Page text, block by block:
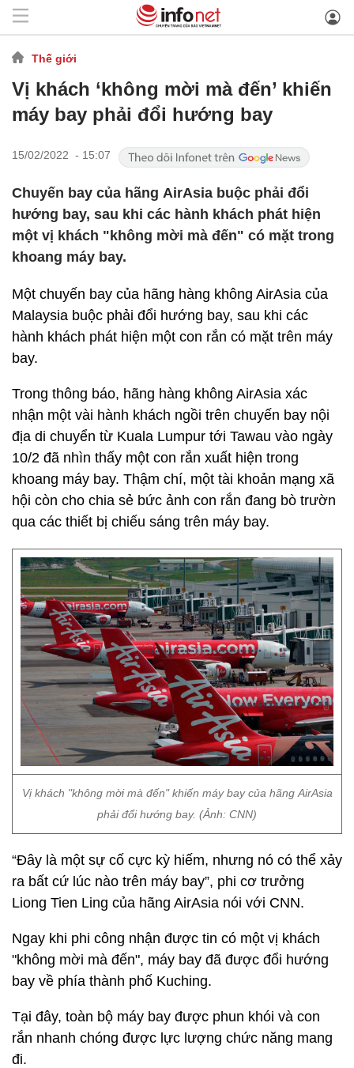
Thế giới
Vị khách ‘không mời mà đến’ khiến
máy bay phải đổi hướng bay
15/02/2022 - 15:07
Chuyến bay của hãng AirAsia buộc phải đổi
hướng bay, sau khi các hành khách phát hiện
một vị khách "không mời mà đến" có mặt trong
khoang máy bay.
Một chuyến bay của hãng hàng không AirAsia của
Malaysia buộc phải đổi hướng bay, sau khi các
hành khách phát hiện một con rắn có mặt trên máy
bay.
Trong thông báo, hãng hàng không AirAsia xác
nhận một vài hành khách ngồi trên chuyến bay nội
địa di chuyển từ Kuala Lumpur tới Tawau vào ngày
10/2 đã nhìn thấy một con rắn xuất hiện trong
khoang máy bay. Thậm chí, một tài khoản mạng xã
hội còn cho chia sẻ bức ảnh con rắn đang bò trườn
qua các thiết bị chiếu sáng trên máy bay.
Vị khách "không mời mà đến" khiến máy bay của hãng AirAsia
phải đổi hướng bay. (Ảnh: CNN)
“Đây là một sự cố cực kỳ hiếm, nhưng nó có thể xảy
ra bất cứ lúc nào trên máy bay”, phi cơ trưởng
Liong Tien Ling của hãng AirAsia nói với CNN.
Ngay khi phi công nhận được tin có một vị khách
"không mời mà đến", máy bay đã được đổi hướng
bay về phía thành phố Kuching.
Tại đây, toàn bộ máy bay được phun khói và con
rắn nhanh chóng được lực lượng chức năng mang
đi.